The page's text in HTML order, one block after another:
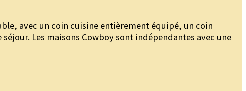
avec un coin cuisine entièrement équipé, un coin
Les maisons Cowboy sont indépendantes avec une